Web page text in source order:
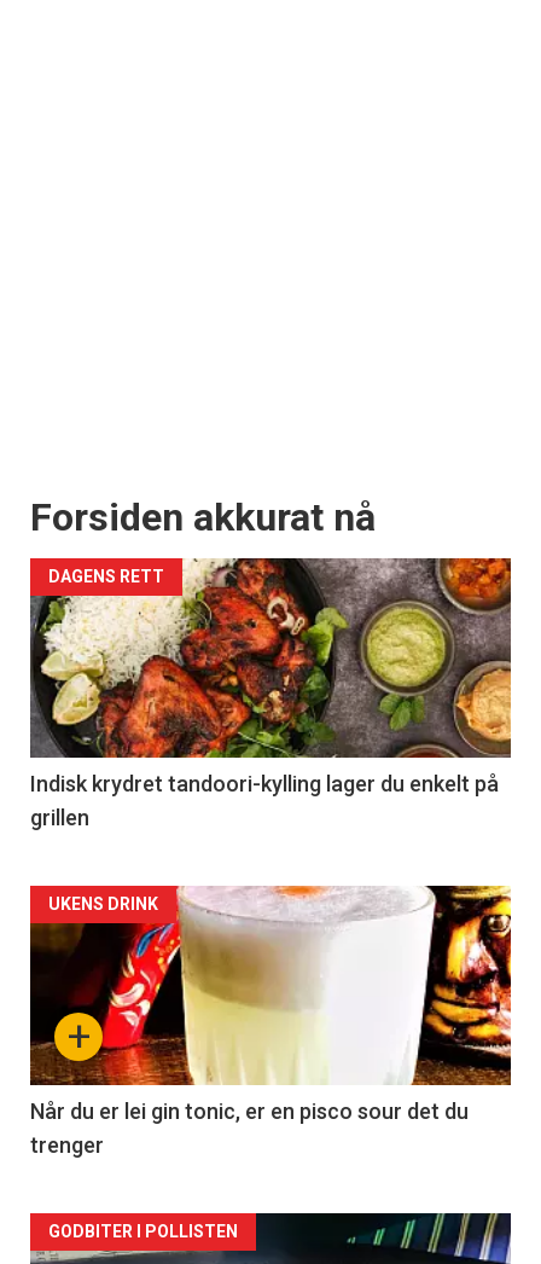
Forsiden akkurat nå
DAGENS RETT
Indisk krydret tandoori-kylling lager du enkelt på
grillen
Forsiden
akkurat
nå
-
2
+
UKENS DRINK
Når du er lei gin tonic, er en pisco sour det du
trenger
Forsiden
GODBITER I POLLISTEN